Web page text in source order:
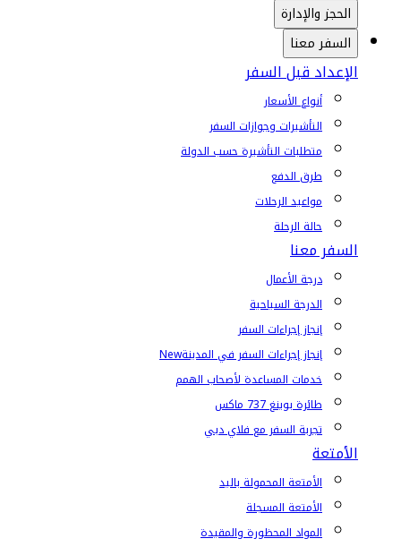
الحجز والإدارة
السفر معنا
الإعداد قبل السفر
أنواع الأسعار
التأشيرات وجوازات السفر
متطلبات التأشيرة حسب الدولة
طرق الدفع
مواعيد الرحلات
حالة الرحلة
السفر معنا
درجة الأعمال
الدرجة السياحية
إنجاز إجراءات السفر
إنجاز إجراءات السفر في المدينةNew
خدمات المساعدة لأصحاب الهمم
طائرة بوينغ 737 ماكس
تجربة السفر مع فلاي دبي
الأمتعة
الأمتعة المحمولة باليد
الأمتعة المسجلة
المواد المحظورة والمقيدة